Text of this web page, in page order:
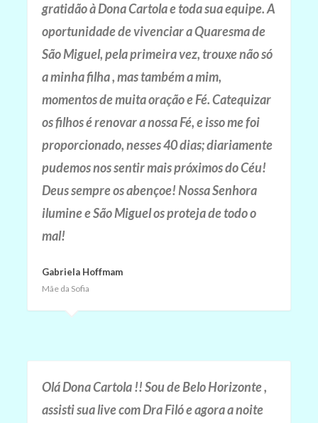
gratidão à Dona Cartola e toda sua equipe. A
oportunidade de vivenciar a Quaresma de
São Miguel, pela primeira vez, trouxe não só
a minha filha , mas também a mim,
momentos de muita oração e Fé. Catequizar
os filhos é renovar a nossa Fé, e isso me foi
proporcionado, nesses 40 dias; diariamente
pudemos nos sentir mais próximos do Céu!
Deus sempre os abençoe! Nossa Senhora
ilumine e São Miguel os proteja de todo o
mal!
Gabriela Hoffmam
Mãe da Sofia
Olá Dona Cartola !! Sou de Belo Horizonte ,
assisti sua live com Dra Filó e agora a noite